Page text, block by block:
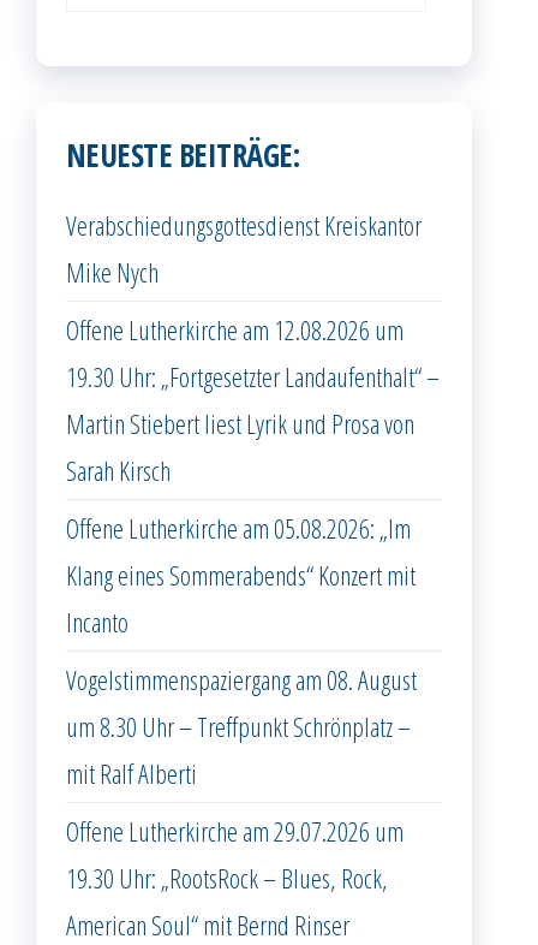
NEUESTE BEITRÄGE:
Verabschiedungsgottesdienst Kreiskantor
Mike Nych
Offene Lutherkirche am 12.08.2026 um
19.30 Uhr: „Fortgesetzter Landaufenthalt“ –
Martin Stiebert liest Lyrik und Prosa von
Sarah Kirsch
Offene Lutherkirche am 05.08.2026: „Im
Klang eines Sommerabends“ Konzert mit
Incanto
Vogelstimmenspaziergang am 08. August
um 8.30 Uhr – Treffpunkt Schrönplatz –
mit Ralf Alberti
Offene Lutherkirche am 29.07.2026 um
19.30 Uhr: „RootsRock – Blues, Rock,
American Soul“ mit Bernd Rinser